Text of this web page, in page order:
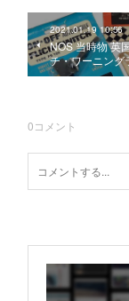
2021.01.19 10:56
NOS 当時物 英
チ・ワーニング
0コメント